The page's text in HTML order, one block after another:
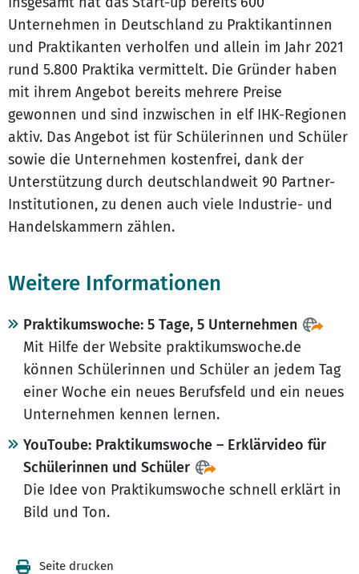
Unternehmen in Deutschland zu Praktikantinnen
und Praktikanten verholfen und allein im Jahr 2021
rund 5.800 Praktika vermittelt. Die Gründer haben
mit ihrem Angebot bereits mehrere Preise
gewonnen und sind inzwischen in elf IHK-Regionen
aktiv. Das Angebot ist für Schülerinnen und Schüler
sowie die Unternehmen kostenfrei, dank der
Unterstützung durch deutschlandweit 90 Partner-
Institutionen, zu denen auch viele Industrie- und
Handelskammern zählen.
Weitere Informationen
Praktikumswoche: 5 Tage, 5 Unternehmen
Mit Hilfe der Website praktikumswoche.de
können Schülerinnen und Schüler an jedem Tag
einer Woche ein neues Berufsfeld und ein neues
Unternehmen kennen lernen.
YouToube: Praktikumswoche – Erklärvideo für
Schülerinnen und Schüler
Die Idee von Praktikumswoche schnell erklärt in
Bild und Ton.
Seite drucken